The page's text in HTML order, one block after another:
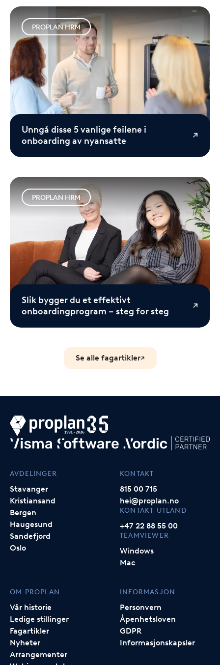
PROPLAN HRM
Unngå disse 5 vanlige feilene i
onboarding av nyansatte
PROPLAN HRM
Slik bygger du et effektivt
onboardingprogram – steg for steg
Se alle fagartikler
AVDELINGER
Stavanger
Kristiansand
Bergen
Haugesund
Sandefjord
Oslo
KONTAKT
815 00 715
hei@proplan.no
KONTAKT UTLAND
+47 22 88 55 00
TEAMVIEWER
Windows
Mac
OM PROPLAN
Vår historie
Ledige stillinger
Fagartikler
Nyheter
Arrangementer
INFORMASJON
Personvern
Åpenhetsloven
GDPR
Informasjonskapsler